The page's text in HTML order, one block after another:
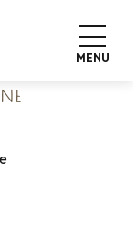
MENU
Campings